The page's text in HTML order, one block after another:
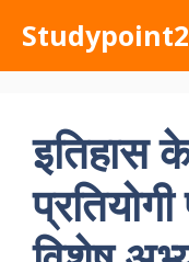
content
इतिहास